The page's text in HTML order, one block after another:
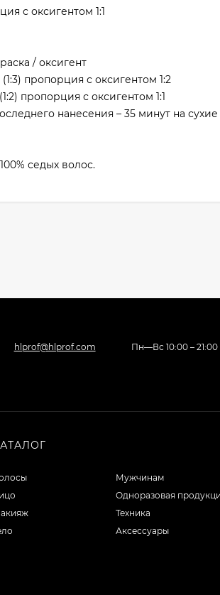
с оксигентом 1:1
/ оксигент
пропорция с оксигентом 1:2
пропорция с оксигентом 1:1
нанесения – 35 минут на
седых волос.
hlprof@hlprof.com Пн—Вс 10:00 – 21:00
Мужчинам
Одноразовая
Техника
Аксессуары